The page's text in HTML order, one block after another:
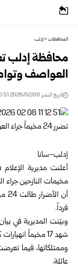
المحافظات>إدلب
العواصف
تاريخ النشر: 2026/02/08 10:51 مساءً
إدلب-سانا
أعلنتمديرية
مخيمات النازحينجراء
فرداً.
وبيّنت المديرية في
عائلة.